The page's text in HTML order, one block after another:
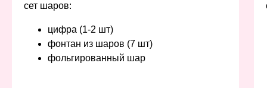
сет шаров:
цифра (1-2 шт)
фонтан из шаров (7 шт)
фольгированный шар